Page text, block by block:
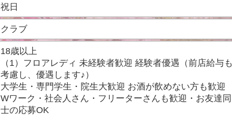
祝日
クラブ
18歳以上
（1）フロアレディ 未経験者歓迎 経験者優遇（前店給与も
考慮し、優遇します♪）
大学生・専門学生・院生大歓迎 お酒が飲めない方も歓迎
Wワーク・社会人さん・フリーターさんも歓迎・お友達同
士の応募OK